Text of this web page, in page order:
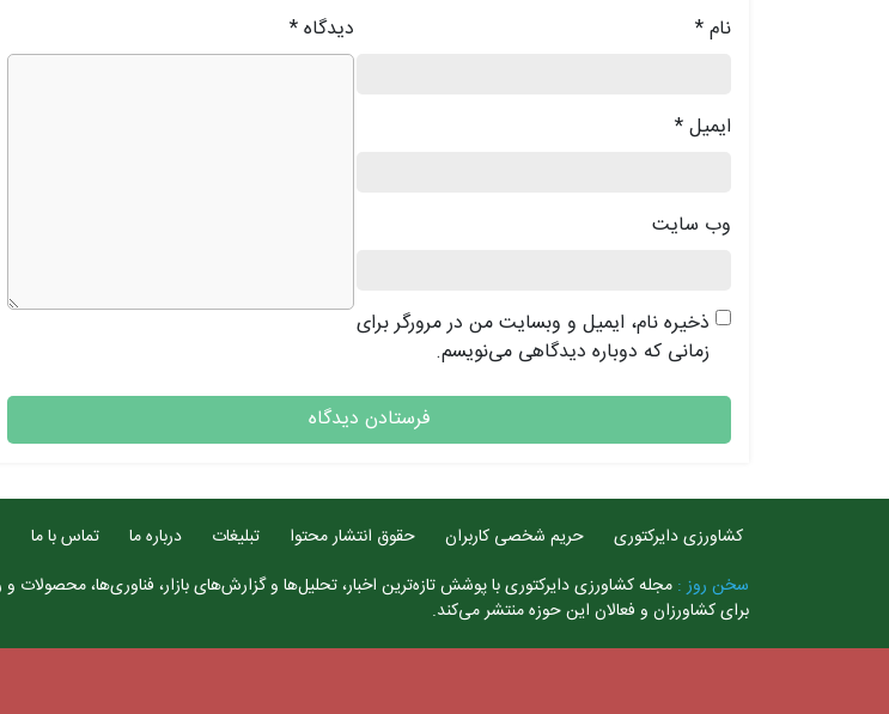
دیدگاه* نام*
ایمیل*
وب‌ سایت
ذخیره نام، ایمیل و وبسایت من در مرورگر برای
زمانی که دوباره دیدگاهی می‌نویسم.
کشاورزی دایرکتوری حریم شخصی کاربران حقوق انتشار محتوا تبلیغات درباره ما
تماس با ما
سخن روز : مجله کشاورزی دایرکتوری با پوشش تازه‌ترین اخبار، تحلیل‌ها و گزارش‌های بازار، فناوری‌ها، محصولات
برای کشاورزان و فعالان این حوزه منتشر می‌کند.